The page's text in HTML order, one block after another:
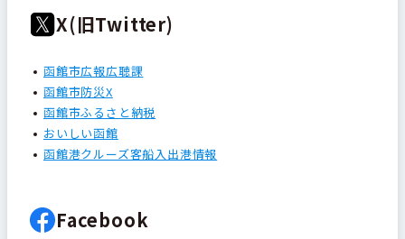
X(旧Twitter)
函館市広報広聴課
函館市防災X
函館市ふるさと納税
おいしい函館
函館港クルーズ客船入出港情報
Facebook